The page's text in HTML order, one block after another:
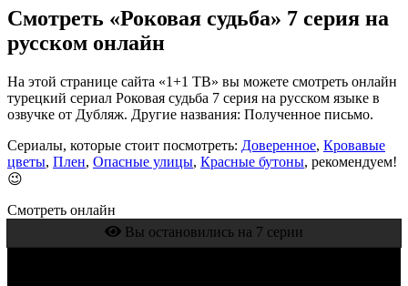
Смотреть «Роковая судьба» 7 серия на
русском онлайн
На этой странице сайта «1+1 ТВ» вы можете смотреть онлайн
турецкий сериал Роковая судьба 7 серия на русском языке в
озвучке от Дубляж. Другие названия: Полученное письмо.
Сериалы, которые стоит посмотреть: Доверенное, Кровавые
цветы, Плен, Опасные улицы, Красные бутоны, рекомендуем!
😉
Смотреть онлайн
Вы остановились на 7 серии